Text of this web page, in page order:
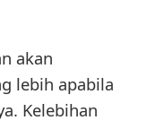
akan
lebih apabila
Kelebihan